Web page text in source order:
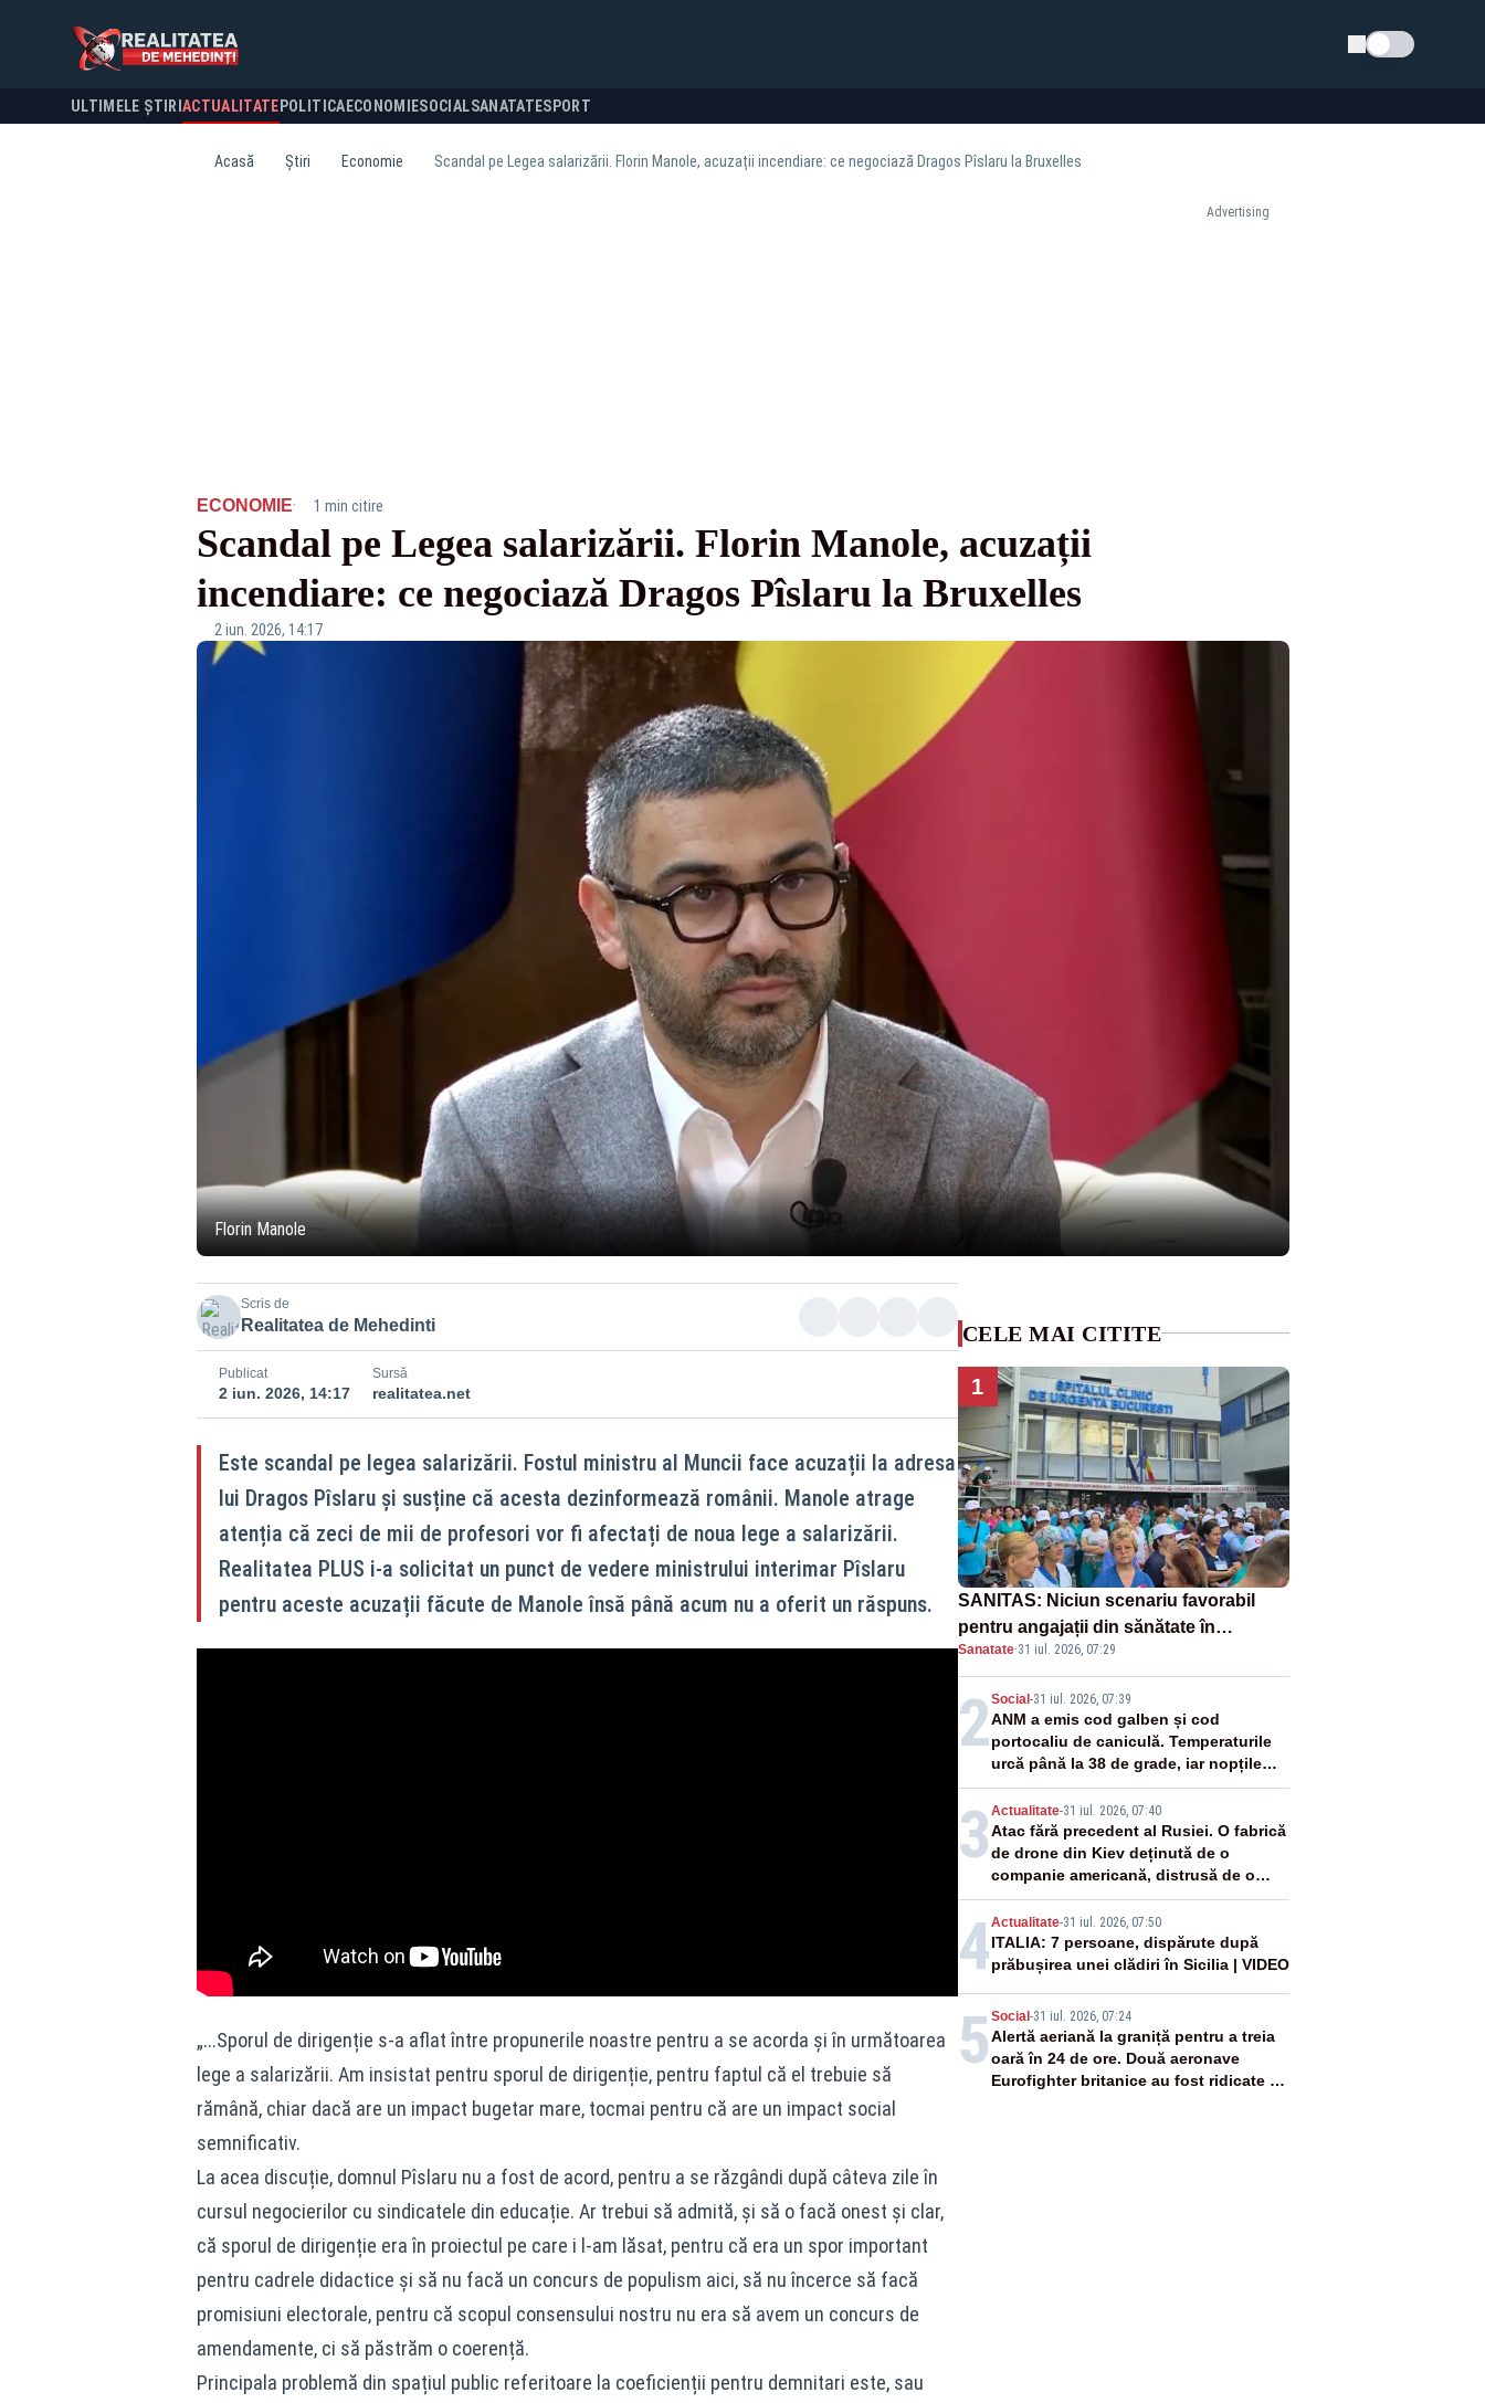
Schimba tema
ULTIMELE ȘTIRI ACTUALITATE POLITICA ECONOMIESOCIALSANATATESPORT
Acasă Știri Economie Scandal pe Legea salarizării. Florin Manole, acuzații incendiare: ce negociază Dragos Pîslaru la Bruxelles
Advertising
ECONOMIE· 1 min citire
Scandal pe Legea salarizării. Florin Manole, acuzații
incendiare: ce negociază Dragos Pîslaru la Bruxelles
2 iun. 2026, 14:17
Florin Manole
Scris de
Realitatea de Mehedinti
Publicat
2 iun. 2026, 14:17
Sursă
realitatea.net
Este scandal pe legea salarizării. Fostul ministru al Muncii face acuzații la adresa
lui Dragos Pîslaru și susține că acesta dezinformează românii. Manole atrage
atenția că zeci de mii de profesori vor fi afectați de noua lege a salarizării.
Realitatea PLUS i-a solicitat un punct de vedere ministrului interimar Pîslaru
pentru aceste acuzații făcute de Manole însă până acum nu a oferit un răspuns.
„...Sporul de dirigenție s-a aflat între propunerile noastre pentru a se acorda și în următoarea
lege a salarizării. Am insistat pentru sporul de dirigenție, pentru faptul că el trebuie să
rămână, chiar dacă are un impact bugetar mare, tocmai pentru că are un impact social
semnificativ.
La acea discuție, domnul Pîslaru nu a fost de acord, pentru a se răzgândi după câteva zile în
cursul negocierilor cu sindicatele din educație. Ar trebui să admită, și să o facă onest și clar,
că sporul de dirigenție era în proiectul pe care i l-am lăsat, pentru că era un spor important
pentru cadrele didactice și să nu facă un concurs de populism aici, să nu încerce să facă
promisiuni electorale, pentru că scopul consensului nostru nu era să avem un concurs de
amendamente, ci să păstrăm o coerență.
Principala problemă din spațiul public referitoare la coeficienții pentru demnitari este, sau
CELE MAI CITITE
1
SANITAS: Niciun scenariu favorabil
pentru angajații din sănătate în
proiectul Legii salarizării
Sanatate·31 iul. 2026, 07:29
2Social-31 iul. 2026, 07:39
ANM a emis cod galben și cod
portocaliu de caniculă. Temperaturile
urcă până la 38 de grade, iar nopțile
devin tropicale
3 Actualitate-31 iul. 2026, 07:40
Atac fără precedent al Rusiei. O fabrică
de drone din Kiev deținută de o
companie americană, distrusă de o
rachetă rusească
4Actualitate-31 iul. 2026, 07:50
ITALIA: 7 persoane, dispărute după
prăbușirea unei clădiri în Sicilia | VIDEO
5 Social-31 iul. 2026, 07:24
Alertă aeriană la graniță pentru a treia
oară în 24 de ore. Două aeronave
Eurofighter britanice au fost ridicate de